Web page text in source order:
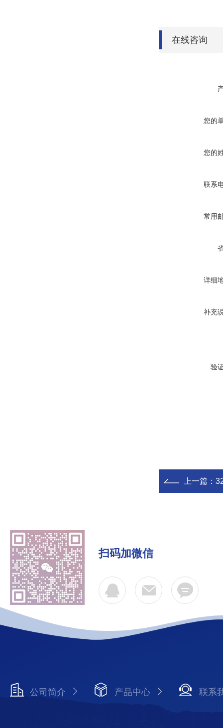
在线咨询
您的
您的
联系
常用
详细
补充
验
上一篇：
扫码加微信
公司简介 产品中心 联系